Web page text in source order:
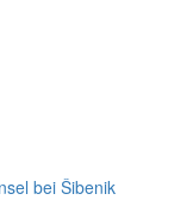
bei Šibenik